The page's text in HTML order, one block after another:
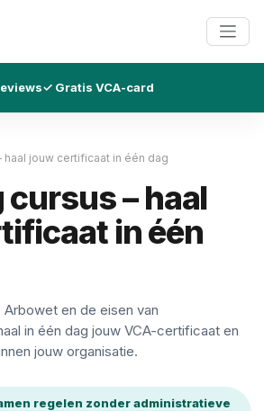
✓ Gratis VCA-card
haal jouw certificaat in één dag
cursus – haal
in één
en de eisen van
in één dag jouw VCA-certificaat en
jouw organisatie.
regelen zonder administratieve